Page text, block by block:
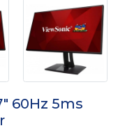
60Hz 5ms